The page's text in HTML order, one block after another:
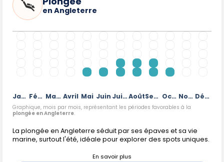
en Angleterre
Janvier Février Mars Avril Mai Juin JuilletAoût Septembre Octobre Novembre Décembre
Graphique, mois par mois, représentant les périodes favorables à la
plongée en Angleterre.
La plongée en Angleterre séduit par ses épaves et sa vie
marine, surtout l'été, idéale pour explorer des spots uniques.